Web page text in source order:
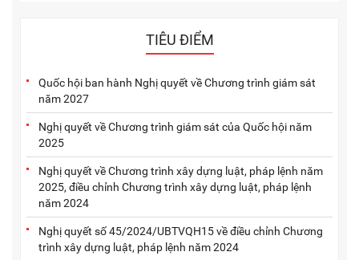
TIÊU ĐIỂM
Quốc hội ban hành Nghị quyết về Chương trình giám sát
năm 2027
Nghị quyết về Chương trình giám sát của Quốc hội năm
2025
Nghị quyết về Chương trình xây dựng luật, pháp lệnh năm
2025, điều chỉnh Chương trình xây dựng luật, pháp lệnh
năm 2024
Nghị quyết số 45/2024/UBTVQH15 về điều chỉnh Chương
trình xây dựng luật, pháp lệnh năm 2024